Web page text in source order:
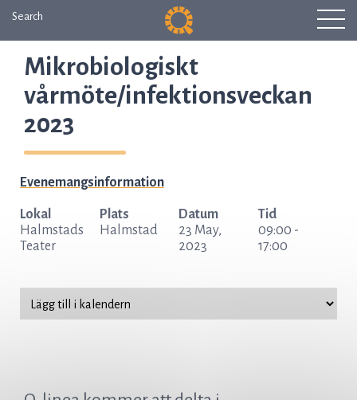
Search
Mikrobiologiskt
vårmöte/infektionsveckan
2023
Evenemangsinformation
Lokal
Halmstads
Teater
Plats
Halmstad
Datum
23 May,
2023
Tid
09:00 -
17:00